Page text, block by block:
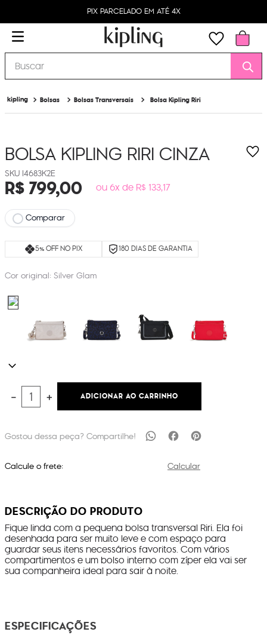
PIX PARCELADO EM ATÉ 4X
Buscar
Bolsas Bolsas Transversais Bolsa Kipling Riri
BOLSA KIPLING RIRI CINZA
I4683K2E
R$799,00 ou 6x de R$ 133,17
Comparar
5% OFF NO PIX 180 DIAS DE GARANTIA
Cor original: Silver Glam
＋
－ ADICIONAR AO CARRINHO
Calcule o frete: Calcular
DESCRIÇÃO DO PRODUTO
Fique linda com a pequena bolsa transversal Riri. Ela foi
desenhada para ser muito leve e com espaço para
guardar seus itens necessários favoritos. Com vários
compartimentos e um bolso interno com zíper ela vai ser
sua companheira ideal para sair à noite.
ESPECIFICAÇÕES